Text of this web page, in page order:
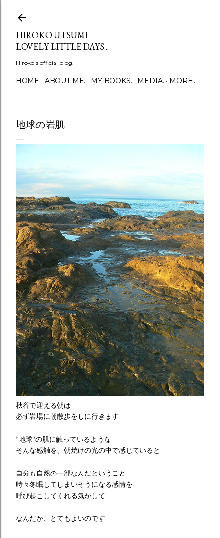
HIROKO UTSUMI
LOVELY LITTLE DAYS...
Hiroko's official blog.
HOME ABOUT ME. MY BOOKS. MEDIA. MORE…
地球の岩肌
秋谷で迎える朝は
必ず岩場に朝散歩をしに行きます
“地球”の肌に触っているような
そんな感触を、朝焼けの光の中で感じていると
自分も自然の一部なんだということ
時々冬眠してしまいそうになる感情を
呼び起こしてくれる気がして
なんだか、とてもよいのです